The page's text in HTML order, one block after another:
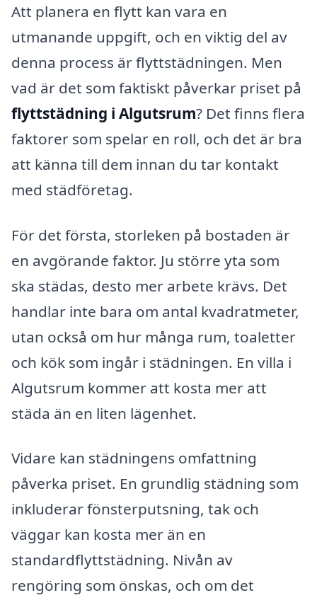
Att planera en flytt kan vara en
utmanande uppgift, och en viktig del av
denna process är flyttstädningen. Men
vad är det som faktiskt påverkar priset på
flyttstädning i Algutsrum? Det finns flera
faktorer som spelar en roll, och det är bra
att känna till dem innan du tar kontakt
med städföretag.
För det första, storleken på bostaden är
en avgörande faktor. Ju större yta som
ska städas, desto mer arbete krävs. Det
handlar inte bara om antal kvadratmeter,
utan också om hur många rum, toaletter
och kök som ingår i städningen. En villa i
Algutsrum kommer att kosta mer att
städa än en liten lägenhet.
Vidare kan städningens omfattning
påverka priset. En grundlig städning som
inkluderar fönsterputsning, tak och
väggar kan kosta mer än en
standardflyttstädning. Nivån av
rengöring som önskas, och om det